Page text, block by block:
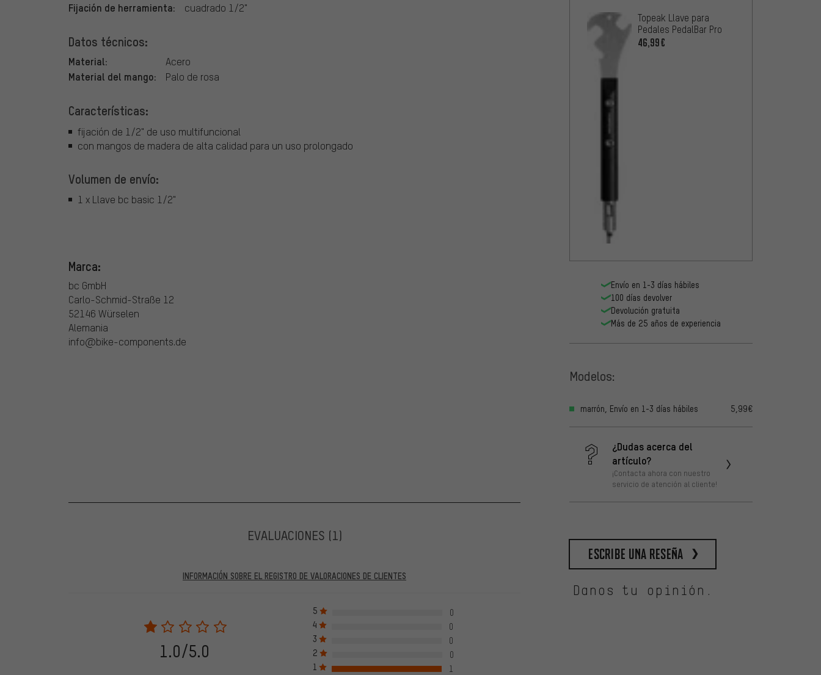
Fijación de herramienta: cuadrado 1/2"
Datos técnicos:
Material: Acero
Material del mango: Palo de rosa
Características:
fijación de 1/2" de uso multifuncional
con mangos de madera de alta calidad para un uso prolongado
Volumen de envío:
1 x Llave bc basic 1/2"
Marca:
bc GmbH
Carlo-Schmid-Straße 12
52146 Würselen
Alemania
info@bike-components.de
Topeak Llave para
Pedales PedalBar Pro
46,99€
Envío en 1-3 días hábiles
100 días devolver
Devolución gratuita
Más de 25 años de experiencia
Modelos:
marrón, Envío en 1-3 días hábiles 5,99€
¿Dudas acerca del
artículo?
¡Contacta ahora con nuestro
servicio de atención al cliente!
EVALUACIONES (1)
INFORMACIÓN SOBRE EL REGISTRO DE VALORACIONES DE CLIENTES
2022 solo se publicarán evaluaciones verificadas, lo que significa que la evaluación debe incluir el número del pedido.
Solo desbloqueamos la evaluación después de comprobar con éxito el número del pedido. Todas las evaluaciones
verificadas llevan una marca verde, que se aplica a todas las evaluaciones verificadas hasta el 28. 05. 2022 y desde el
28. 05. 2022. Se incluyeron también evaluaciones anteriores al 28. 05. 2022, de clientes que no compraron el producto
evaluado en nuestra tienda. Estos comentarios no llevan la marca verde. Publicamos todas las evaluaciones recibidas
1.0/5.0
5
0
4
0
3
0
2
0
1
1
escribe una reseña
Danos tu opinión.